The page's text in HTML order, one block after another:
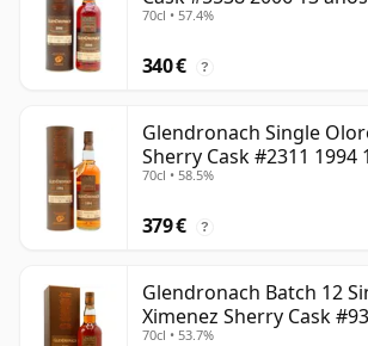
70cl • 57.4%
340 € ?
Glendronach Single
Sherry Cask #2311 1994
70cl • 58.5%
379 € ?
Glendronach Batch 12
Ximenez Sherry Cask
años
70cl • 53.7%